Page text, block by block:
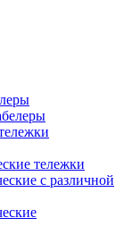
тележки
с различной